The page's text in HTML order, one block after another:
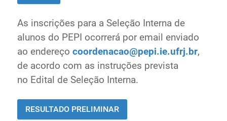
As inscrições para a Seleção Interna de
alunos do PEPI ocorrerá por email enviado
ao endereço coordenacao@pepi.ie.ufrj.br,
de acordo com as instruções prevista
no Edital de Seleção Interna.
RESULTADO PRELIMINAR